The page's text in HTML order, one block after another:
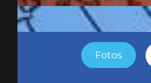
Fotos